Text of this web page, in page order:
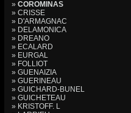
» COROMINAS
» CRISSE
» D'ARMAGNAC
» DELAMONICA
» DREANO
» ECALARD
» EURGAL
» FOLLIOT
» GUENAIZIA
» GUERINEAU
» GUICHARD-BUNEL
» GUICHETEAU
» KRISTOFF. L